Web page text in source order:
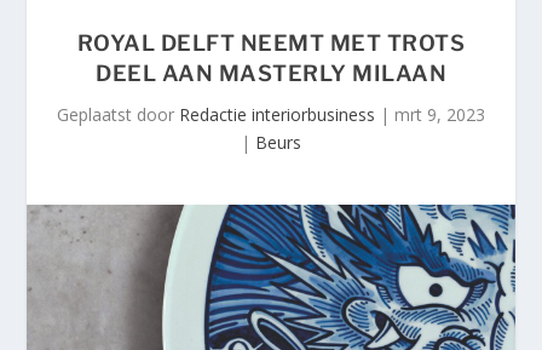
ROYAL DELFT NEEMT MET TROTS
DEEL AAN MASTERLY MILAAN
Geplaatst door Redactie interiorbusiness | mrt 9, 2023
| Beurs